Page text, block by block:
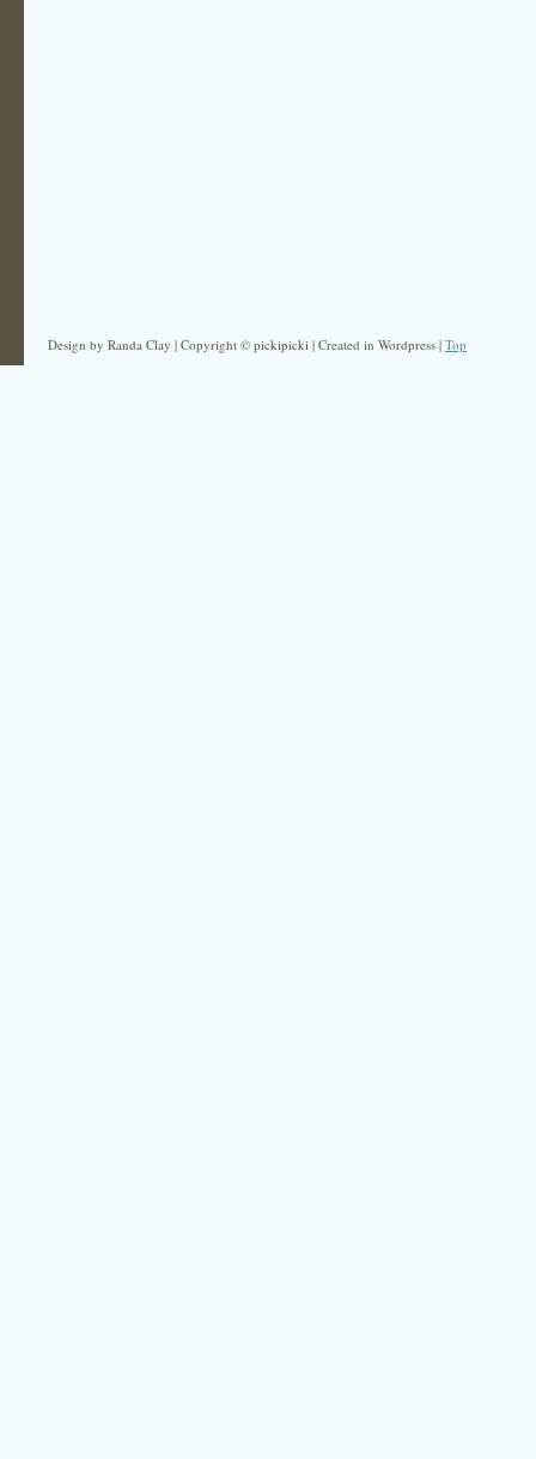
Design by Randa Clay | Copyright © pickipicki | Created in Wordpress | Top